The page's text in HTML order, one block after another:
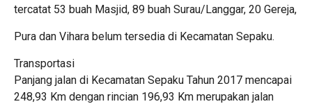
tercatat 53 buah Masjid, 89 buah Surau/Langgar, 20 Gereja,
Pura dan Vihara belum tersedia di Kecamatan Sepaku.
Transportasi
Panjang jalan di Kecamatan Sepaku Tahun 2017 mencapai
248,93 Km dengan rincian 196,93 Km merupakan jalan